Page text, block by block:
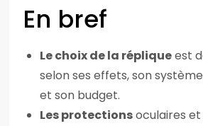
En bref
Le choix de la répliqueest
selon ses effets, son
et son budget.
Les protectionsoculaires